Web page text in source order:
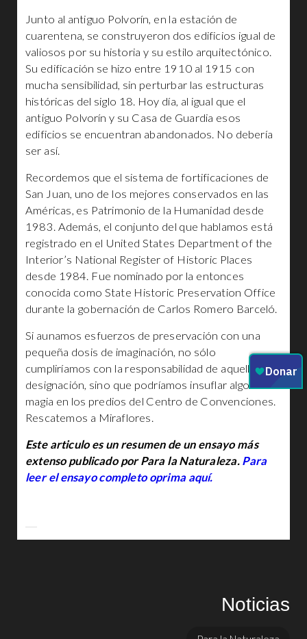
Junto al antiguo Polvorín, en la estación de
cuarentena, se construyeron dos edificios igual de
valiosos por su historia y su estilo arquitectónico.
Su edificación se hizo entre 1910 al 1915 con
mucha sensibilidad, sin perturbar las estructuras
históricas del siglo 18. Hoy día, al igual que el
antiguo Polvorín y su Casa de Guardia esos
edificios se encuentran abandonados. No debería
ser así.
Recordemos que el sistema de fortificaciones de
San Juan, uno de los mejores conservados en las
Américas, es Patrimonio de la Humanidad desde
1983. Además, el conjunto del que hablamos está
registrado en el United States Department of the
Interior’s National Register of Historic Places
desde 1984. Fue nominado por la entonces
conocida como State Historic Preservation Office
durante la gobernación de Carlos Romero Barceló.
Si aunamos esfuerzos de preservación con una
pequeña dosis de imaginación, no sólo
cumpliríamos con la responsabilidad de aquella
designación, sino que podríamos insuflar algo de
magia en los predios del Centro de Convenciones.
Rescatemos a Miraflores.
Este articulo es un resumen de un ensayo más
extenso publicado por Para la Naturaleza. Para
leer el ensayo completo oprima aquí.
Noticias